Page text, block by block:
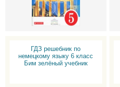
ГДЗ решебник по
немецкому языку 6 класс
Бим зелёный учебник